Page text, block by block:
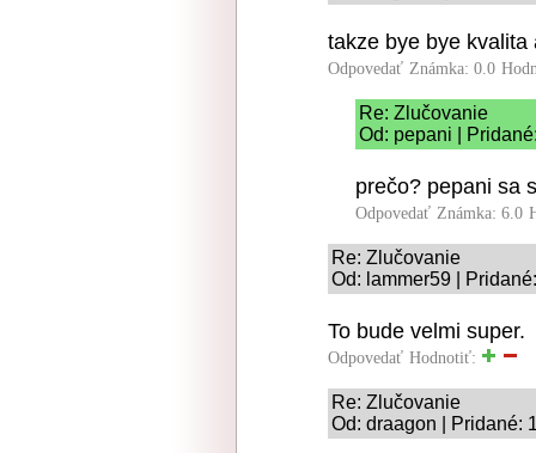
takze bye bye kvalita
Odpovedať Známka: 0.0
Re: Zlučovanie
Od: pepani |
prečo? pepani sa
Odpovedať Známka: 6.0
Re: Zlučovanie
Od: lammer59 |
To bude velmi super.
Odpovedať Hodnotiť:
Re: Zlučovanie
Od: draagon | Pridané: